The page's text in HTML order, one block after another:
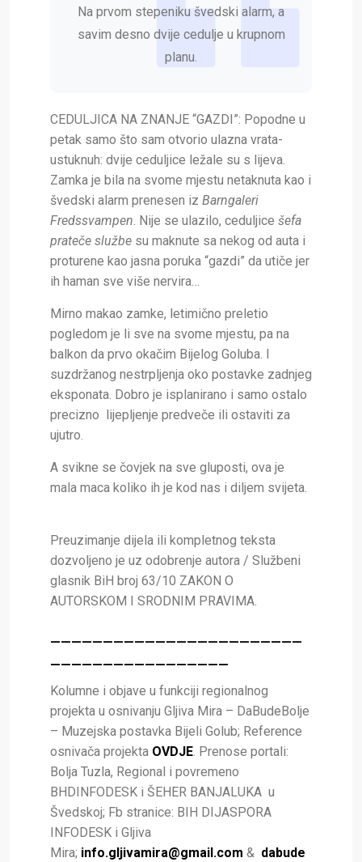
Na prvom stepeniku švedski alarm, a
savim desno dvije cedulje u krupnom
planu.
CEDULJICA NA ZNANJE “GAZDI”: Popodne u
petak samo što sam otvorio ulazna vrata-
ustuknuh: dvije ceduljice ležale su s lijeva.
Zamka je bila na svome mjestu netaknuta kao i
švedski alarm prenesen iz Barngaleri
Fredssvampen . Nije se ulazilo, ceduljice šefa
prateče službe su maknute sa nekog od auta i
proturene kao jasna poruka “gazdi” da utiče jer
ih haman sve više nervira…
Mirno makao zamke, letimično preletio
pogledom je li sve na svome mjestu, pa na
balkon da prvo okačim Bijelog Goluba. I
suzdržanog nestrpljenja oko postavke zadnjeg
eksponata. Dobro je isplanirano i samo ostalo
precizno lijepljenje predveče ili ostaviti za
ujutro.
A svikne se čovjek na sve gluposti, ova je
mala maca koliko ih je kod nas i diljem svijeta.
Preuzimanje dijela ili kompletnog teksta
dozvoljeno je uz odobrenje autora / Službeni
glasnik BiH broj 63/10 ZAKON O
AUTORSKOM I SRODNIM PRAVIMA.
Kolumne i objave u funkciji regionalnog
projekta u osnivanju Gljiva Mira – DaBudeBolje
– Muzejska postavka Bijeli Golub; Reference
osnivača projekta OVDJE . Prenose portali:
Bolja Tuzla, Regional i povremeno
BHDINFODESK i ŠEHER BANJALUKA u
Švedskoj; Fb stranice: BIH DIJASPORA
INFODESK i Gljiva
Mira; info.gljivamira@gmail.com & dabude